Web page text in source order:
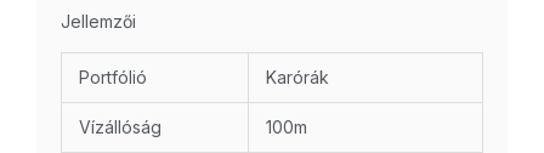
Jellemzői
Portfólió Karórák
Vízállóság 100m